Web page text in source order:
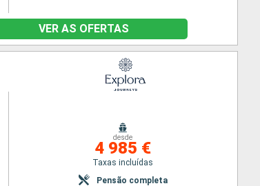
VER AS OFERTAS
desde
4 985 €
Taxas incluídas
Pensão completa